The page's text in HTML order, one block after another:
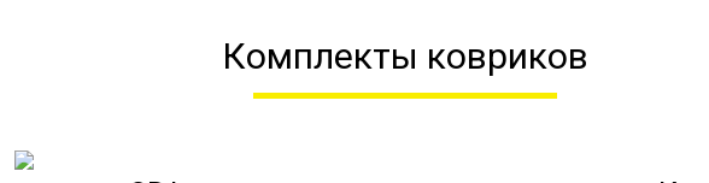
Комплекты ковриков